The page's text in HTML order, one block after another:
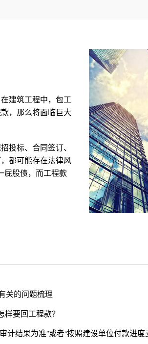
建筑工程中，包工
，那么将面临巨大
投标、合同签订、
都可能存在法律风
屁股债，而工程款
关的问题梳理
要回工程款？
计结果为准”或者“按照建设单位付款进